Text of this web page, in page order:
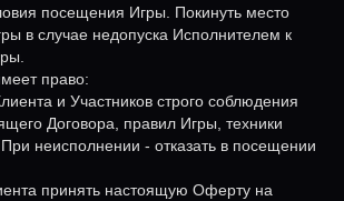
посещения Игры. Покинуть место
в случае недопуска Исполнителем к
право:
и Участников строго соблюдения
Договора, правил Игры, техники
неисполнении - отказать в посещении
принять настоящую Оферту на